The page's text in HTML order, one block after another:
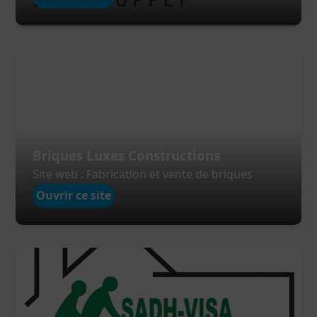
Site web : Fabrication et vente de briques
Ouvrir ce site
Site web: commander la conception d'un
site web professionnel.Cliquez ici
Application mobile
: commander la
conception d'une application
mobile(Android, iOS).Cliquez ici